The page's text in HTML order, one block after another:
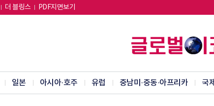
더 블링스 PDF지면보기
일본 아시아·호주 유럽 중남미·중동·아프리카 국제